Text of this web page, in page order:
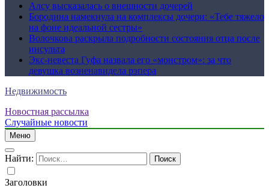
Алсу высказалась о внешности дочерей
Бородина намекнула на комплексы дочери: «Тебе тяжело
на фоне идеальной сестры»
Волочкова раскрыла подробности состояния отца после
инсульта
Экс-невеста Гуфа назвала его «монстром»: за что
девушка возненавидела рэпера
Недвижимость
Новостная рассылка
Случайные новости
Меню
Найти:
Заголовки